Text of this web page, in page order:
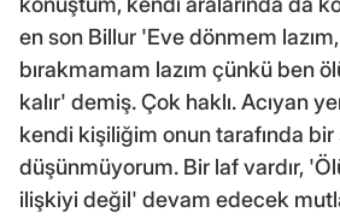
en son Billur 'Eve dönmem
bırakmamam lazım çünkü ben
kalır' demiş. Çok haklı. Acıyan
kendi kişiliğim onun tarafında bir
düşünmüyorum. Bir laf vardır,
ilişkiyi değil' devam edecek